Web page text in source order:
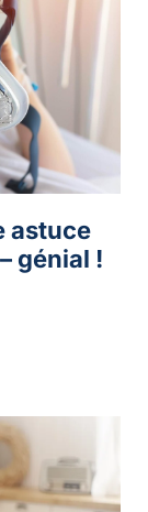
astuce
génial !